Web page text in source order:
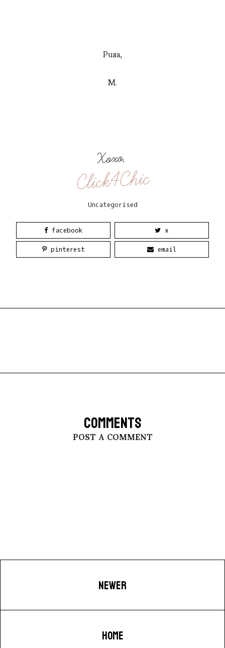
Pusa,
M.
Xoxo,
Click4Chic
Uncategorised
facebook x
pinterest email
COMMENTS
POST A COMMENT
NEWER
HOME